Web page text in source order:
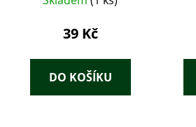
39 Kč
DO KOŠÍKU